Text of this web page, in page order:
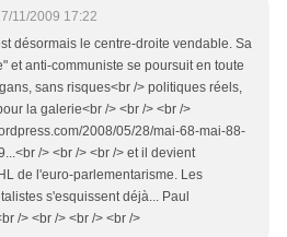
11/2009 17:22
désormais le centre-droite vendable. Sa
et anti-communiste se poursuit en toute
sans risques<br /> politiques réels,
la galerie<br /> <br /> <br />
2008/05/28/mai-68-mai-88-
/> <br /> <br /> et il devient
de l'euro-parlementarisme. Les
s'esquissent déjà... Paul
/> <br /> <br /> <br />